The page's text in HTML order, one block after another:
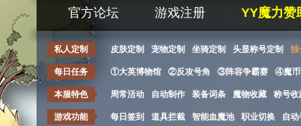
官方论坛 游戏注册 YY魔力赞
私人定制 皮肤定制 宠物定制 坐骑定制 头显称号定制 独
每日任务 ①大英博物馆 ②反攻号角 ③阵容争霸赛 ④魔币
本服特色 周常活动 自动制作 装备词条 魔物收藏 称号收
游戏功能 每日签到 道具拦截 智能血魔池 职业切换 自动